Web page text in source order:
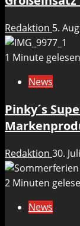
Redaktion 5.
1 Minute gelesen
News
Pinky´s
Redaktion 30.
2 Minuten
News